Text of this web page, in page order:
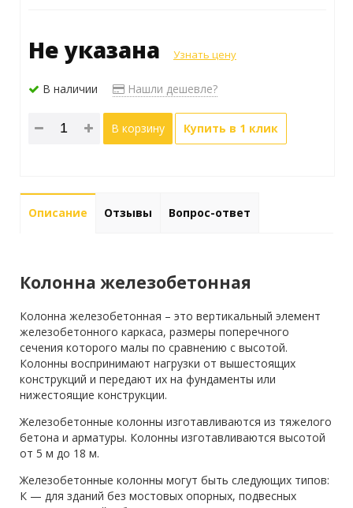
Не указана Узнать цену
В наличии Нашли дешевле?
В корзину Купить в 1 клик
Описание Отзывы Вопрос-ответ
Колонна железобетонная
Колонна железобетонная – это вертикальный элемент
железобетонного каркаса, размеры поперечного
сечения которого малы по сравнению с высотой.
Колонны воспринимают нагрузки от вышестоящих
конструкций и передают их на фундаменты или
нижестоящие конструкции.
Железобетонные колонны изготавливаются из тяжелого
бетона и арматуры. Колонны изготавливаются высотой
от 5 м до 18 м.
Железобетонные колонны могут быть следующих типов:
К — для зданий без мостовых опорных, подвесных